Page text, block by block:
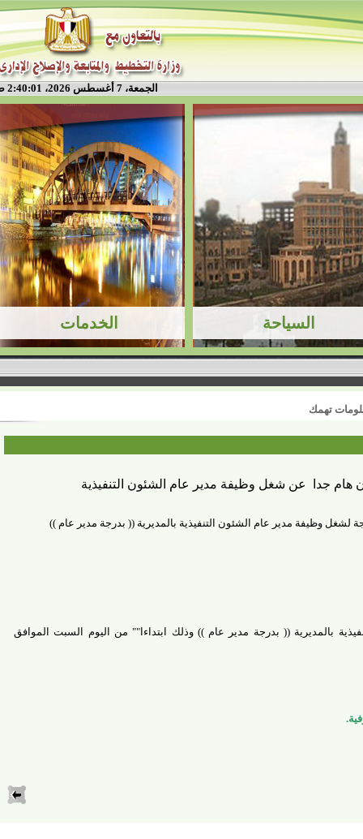
الجمعة، 7 أغسطس 2026، 2:40:01 ص
تهمك
جدا عن شغل وظيفة مدير عام الشئون التنفيذية
وظيفة مدير عام الشئون التنفيذية بالمديرية (( بدرجة مدير عام ))
(( بدرجة مدير عام )) وذلك ابتداءا"" من اليوم السبت الموافق